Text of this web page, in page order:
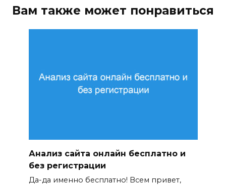
Вам также может понравиться
Анализ сайта онлайн бесплатно и
без регистрации
Да-да именно бесплатно! Всем привет,